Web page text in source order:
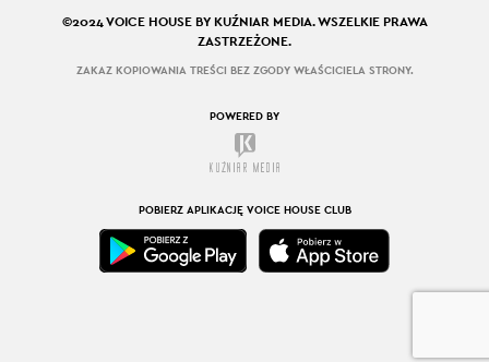
©2024 VOICE HOUSE BY KUŹNIAR MEDIA. WSZELKIE PRAWA
ZASTRZEŻONE.
ZAKAZ KOPIOWANIA TREŚCI BEZ ZGODY WŁAŚCICIELA STRONY.
POWERED BY
POBIERZ APLIKACJĘ VOICE HOUSE CLUB